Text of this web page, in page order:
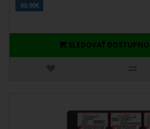
40,90€
SLEDOVAŤ